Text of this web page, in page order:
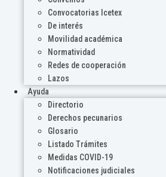
Convocatorias Icetex
De interés
Movilidad académica
Normatividad
Redes de cooperación
Lazos
Ayuda
Directorio
Derechos pecunarios
Glosario
Listado Trámites
Medidas COVID-19
Notificaciones judiciales